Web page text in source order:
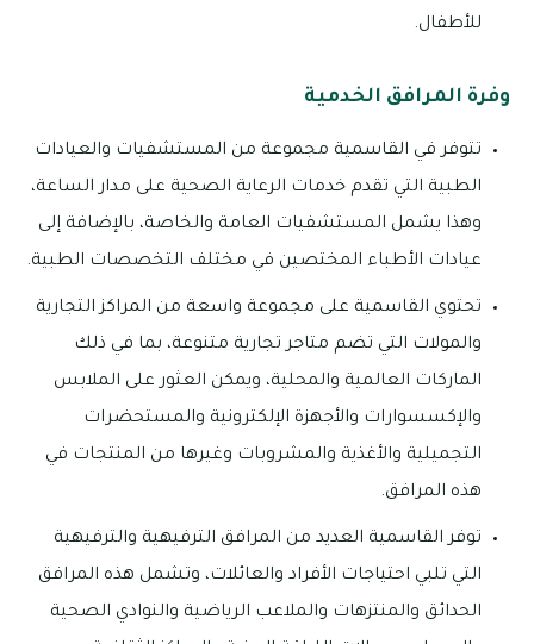
للأطفال.
وفرة المرافق الخدمية
تتوفر في القاسمية مجموعة من المستشفيات والعيادات
الطبية التي تقدم خدمات الرعاية الصحية على مدار الساعة،
وهذا يشمل المستشفيات العامة والخاصة، بالإضافة إلى
عيادات الأطباء المختصين في مختلف التخصصات الطبية.
تحتوي القاسمية على مجموعة واسعة من المراكز التجارية
والمولات التي تضم متاجر تجارية متنوعة، بما في ذلك
الماركات العالمية والمحلية، ويمكن العثور على الملابس
والإكسسوارات والأجهزة الإلكترونية والمستحضرات
التجميلية والأغذية والمشروبات وغيرها من المنتجات في
هذه المرافق.
توفر القاسمية العديد من المرافق الترفيهية والترفيهية
التي تلبي احتياجات الأفراد والعائلات، وتشمل هذه المرافق
الحدائق والمنتزهات والملاعب الرياضية والنوادي الصحية